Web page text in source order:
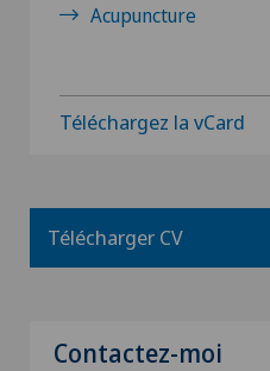
Acupuncture
Téléchargez la vCard
Télécharger CV
Contactez-moi